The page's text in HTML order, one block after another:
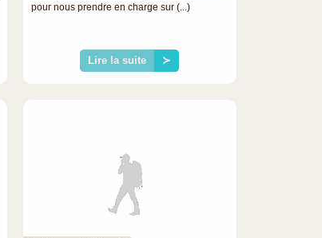
pour nous prendre en charge sur (...)
Lire la suite ≻